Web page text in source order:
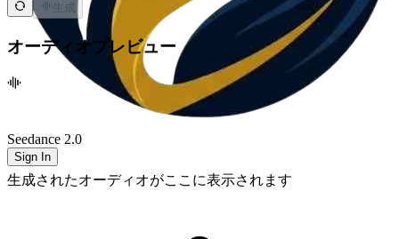
Seedance 2.0
Sign In
生成
オーディオプレビュー
生成されたオーディオがここに表示されます